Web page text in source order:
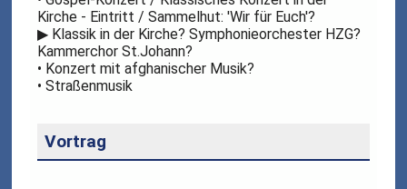
Kirche - Eintritt / Sammelhut: 'Wir für Euch'?
▶ Klassik in der Kirche? Symphonieorchester HZG?
Kammerchor St.Johann?
• Konzert mit afghanischer Musik?
• Straßenmusik
Vortrag